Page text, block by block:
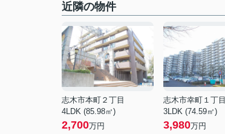
近隣の物件
志木市本町２丁目
4LDK (85.98㎡)
2,700万円
志木市幸町１丁目
3LDK (74.59㎡)
3,980万円